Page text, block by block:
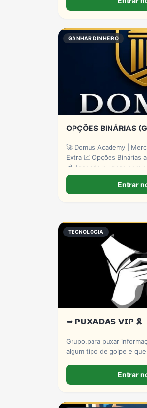
GANHAR DINHEIRO
OPÇÕES BINÁRIAS
🚀 Domus Academy |
Extra 📈 Opções Binárias ao vivo 🎯 Sinais +90%*
💰 Aprenda e opere com estratégia ✅
Entrar
TECNOLOGIA
➥ 𝗣𝗨𝗫𝗔𝗗𝗔𝗦 𝗩𝗜𝗣 🎗️
Grupo.para puxar
algum tipo de golpe e
conheça nosso X-bot |
Entrar